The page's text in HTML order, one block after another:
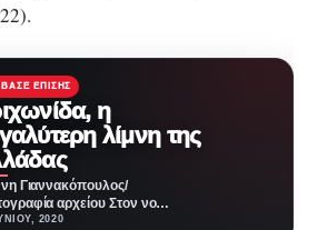
ΕΠΊΣΗΣ
η
λίμνη της
Γιαννακόπουλος/
αρχείου Στον νομό
λίγα
2020